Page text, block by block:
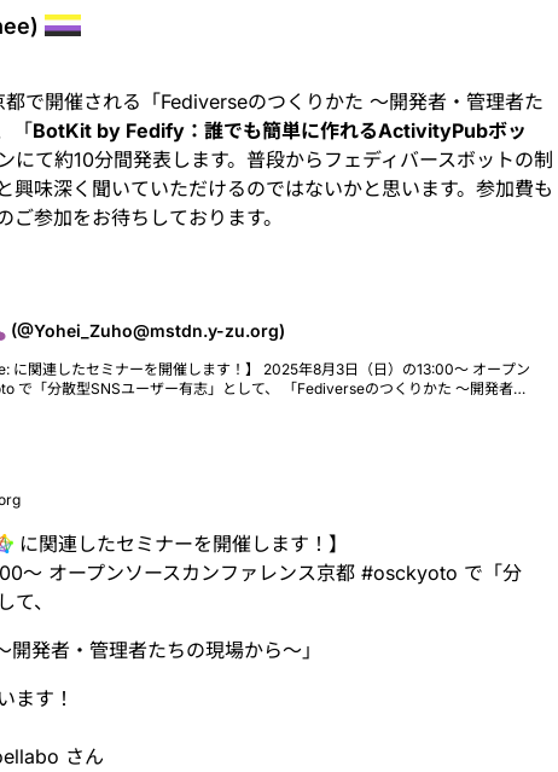
都で開催される「Fediverseのつくりかた 〜開発者・管理者た
「BotKit by Fedify：誰でも簡単に作れるActivityPubボッ
にて約10分間発表します。普段からフェディバースボットの制
興味深く聞いていただけるのではないかと思います。参加費も
参加をお待ちしております。
(@Yohei_Zuho@mstdn.y-zu.org)
に関連したセミナーを開催します！】 2025年8月3日（日）の13:00〜 オープン
ーザー有志」として、 「Fediverseのつくりかた 〜開発者・
ナーです。ぜひご参加ください！ 会場：KRP ルーム2B（2階）
加費：無料 セミナー詳細： https://event.ospn.jp/osc2025-
に関連したセミナーを開催します！】
〜 オープンソースカンファレンス京都 #osckyoto で「分
、
開発者・管理者たちの現場から〜」
ます！
さん